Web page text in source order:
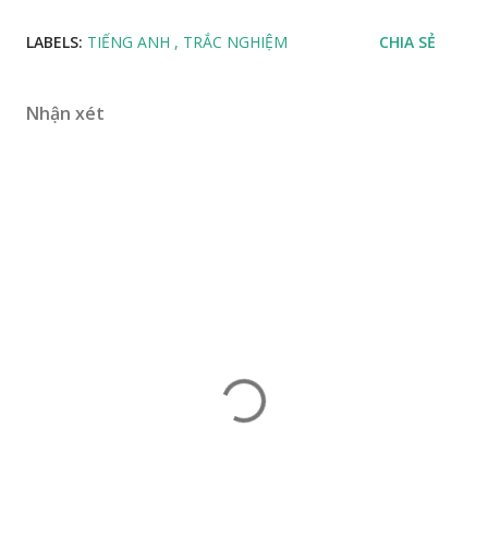
LABELS: TIẾNG ANH TRẮC NGHIỆM CHIA SẺ
Nhận xét